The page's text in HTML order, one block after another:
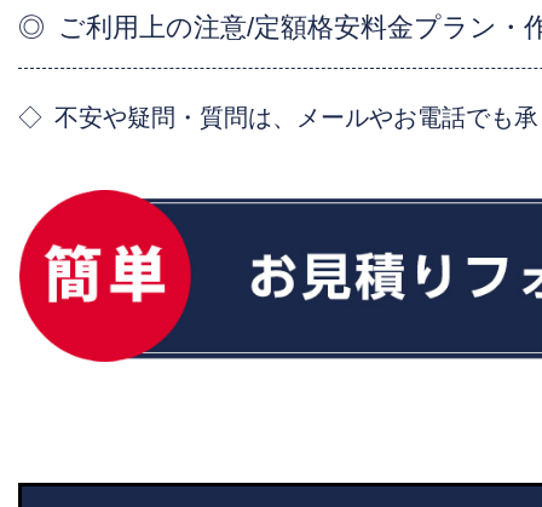
ご利用上の注意/定額格安料金プラン・
不安や疑問・質問は、メールやお電話でも